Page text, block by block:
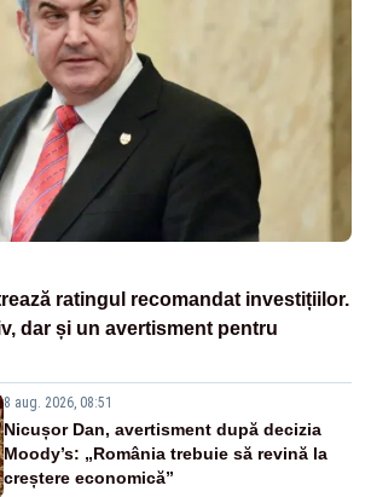
ratingul recomandat investițiilor.
dar și un avertisment pentru
8 aug. 2026, 08:51
Nicușor Dan, avertisment după decizia
Moody’s: „România trebuie să revină la
creștere economică”